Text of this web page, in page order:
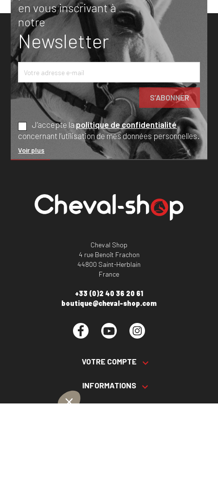
en vous inscrivant à
notre
Newsletter
J’accepte lapolitique de confidentialité
concernant l’utilisation de mes données personnelles.
Voir plus
Cheval Shop
4 rue Benoît Frachon
44800 Saint-Herblain
France
+33 (0)2 40 36 20 61
boutique@cheval-shop.com
Facebook YouTube
VOTRE COMPTE 
INFORMATIONS 